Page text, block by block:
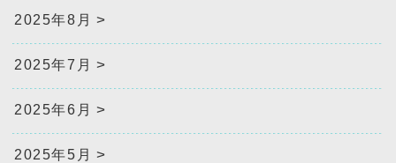
2025年8月
2025年7月
2025年6月
2025年5月